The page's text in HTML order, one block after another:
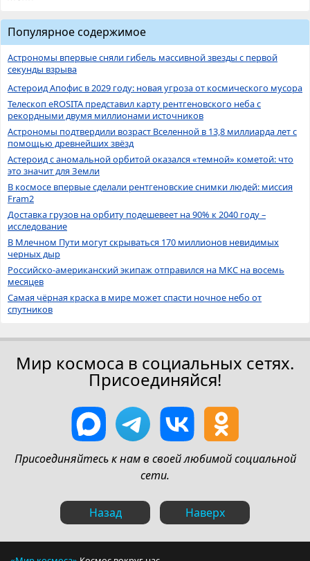
Популярное содержимое
Астрономы впервые сняли гибель массивной звезды с первой
секунды взрыва
Астероид Апофис в 2029 году: новая угроза от космического мусора
Телескоп eROSITA представил карту рентгеновского неба с
рекордными двумя миллионами источников
Астрономы подтвердили возраст Вселенной в 13,8 миллиарда лет с
помощью древнейших звёзд
Астероид с аномальной орбитой оказался «темной» кометой: что
это значит для Земли
В космосе впервые сделали рентгеновские снимки людей: миссия
Fram2
Доставка грузов на орбиту подешевеет на 90% к 2040 году –
исследование
В Млечном Пути могут скрываться 170 миллионов невидимых
черных дыр
Российско-американский экипаж отправился на МКС на восемь
месяцев
Самая чёрная краска в мире может спасти ночное небо от
спутников
Мир космоса в социальных сетях.
Присоединяйся!
Присоединяйтесь к нам в своей любимой социальной
сети.
Назад Наверх